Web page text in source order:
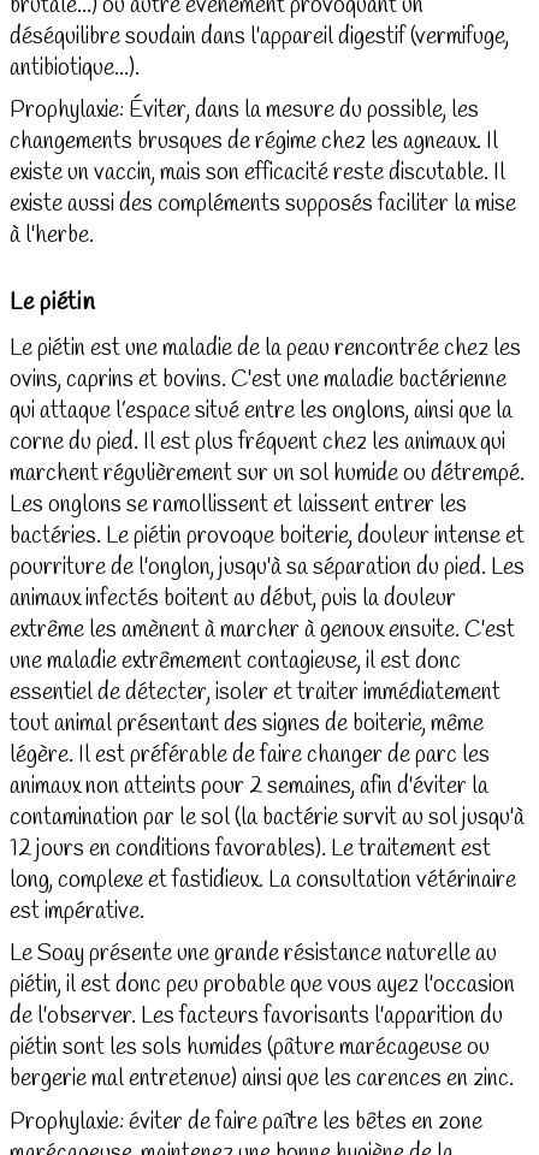
déséquilibre soudain dans l'appareil digestif (vermifuge,
antibiotique...).
Prophylaxie: Éviter, dans la mesure du possible, les
changements brusques de régime chez les agneaux. Il
existe un vaccin, mais son efficacité reste discutable. Il
existe aussi des compléments supposés faciliter la mise
à l'herbe.
Le piétin
Le piétin est une maladie de la peau rencontrée chez les
ovins, caprins et bovins. C'est une maladie bactérienne
qui attaque l’espace situé entre les onglons, ainsi que la
corne du pied. Il est plus fréquent chez les animaux qui
marchent régulièrement sur un sol humide ou détrempé.
Les onglons se ramollissent et laissent entrer les
bactéries. Le piétin provoque boiterie, douleur intense et
pourriture de l'onglon, jusqu'à sa séparation du pied. Les
animaux infectés boitent au début, puis la douleur
extrême les amènent à marcher à genoux ensuite. C'est
une maladie extrêmement contagieuse, il est donc
essentiel de détecter, isoler et traiter immédiatement
tout animal présentant des signes de boiterie, même
légère. Il est préférable de faire changer de parc les
animaux non atteints pour 2 semaines, afin d'éviter la
contamination par le sol (la bactérie survit au sol jusqu'à
12 jours en conditions favorables). Le traitement est
long, complexe et fastidieux. La consultation vétérinaire
est impérative.
Le Soay présente une grande résistance naturelle au
piétin, il est donc peu probable que vous ayez l'occasion
de l'observer. Les facteurs favorisants l'apparition du
piétin sont les sols humides (pâture marécageuse ou
bergerie mal entretenue) ainsi que les carences en zinc.
Prophylaxie: éviter de faire paître les bêtes en zone